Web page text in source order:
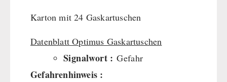
Frühstück
Hauptmahlzeiten
Ergänzungs-Pakete
Karton mit 24 Gaskartuschen
Datenblatt Optimus Gaskartuschen
Signalwort : Gefahr
Gefahrenhinweis :